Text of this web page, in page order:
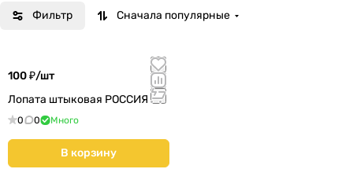
Фильтр Сначала популярные
100 ₽/шт
Лопата штыковая РОССИЯ
0 0 Много
В корзину